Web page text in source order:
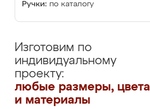
Ручки: по каталогу
Изготовим по
индивидуальному
проекту:
любые размеры, цвета
и материалы